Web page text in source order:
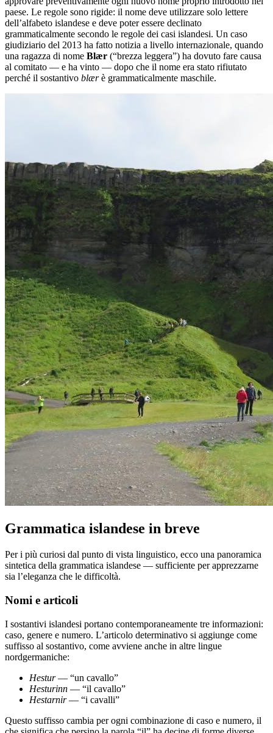
paese. Le regole sono rigide: il nome deve utilizzare solo lettere
dell’alfabeto islandese e deve poter essere declinato
grammaticalmente secondo le regole dei casi islandesi. Un caso
giudiziario del 2013 ha fatto notizia a livello internazionale, quando
una ragazza di nome Blær (“brezza leggera”) ha dovuto fare causa
al comitato — e ha vinto — dopo che il nome era stato rifiutato
perché il sostantivo blærè grammaticalmente maschile.
Grammatica islandese in breve
Per i più curiosi dal punto di vista linguistico, ecco una panoramica
sintetica della grammatica islandese — sufficiente per apprezzarne
sia l’eleganza che le difficoltà.
Nomi e articoli
I sostantivi islandesi portano contemporaneamente tre informazioni:
caso, genere e numero. L’articolo determinativo si aggiunge come
suffisso al sostantivo, come avviene anche in altre lingue
nordgermaniche:
Hestur— “un cavallo”
Hesturinn — “il cavallo”
Hestarnir— “i cavalli”
Questo suffisso cambia per ogni combinazione di caso e numero, il